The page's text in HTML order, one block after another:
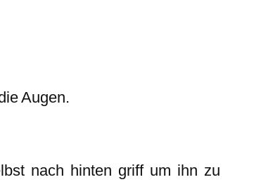
Augen.
nach hinten griff um ihn zu